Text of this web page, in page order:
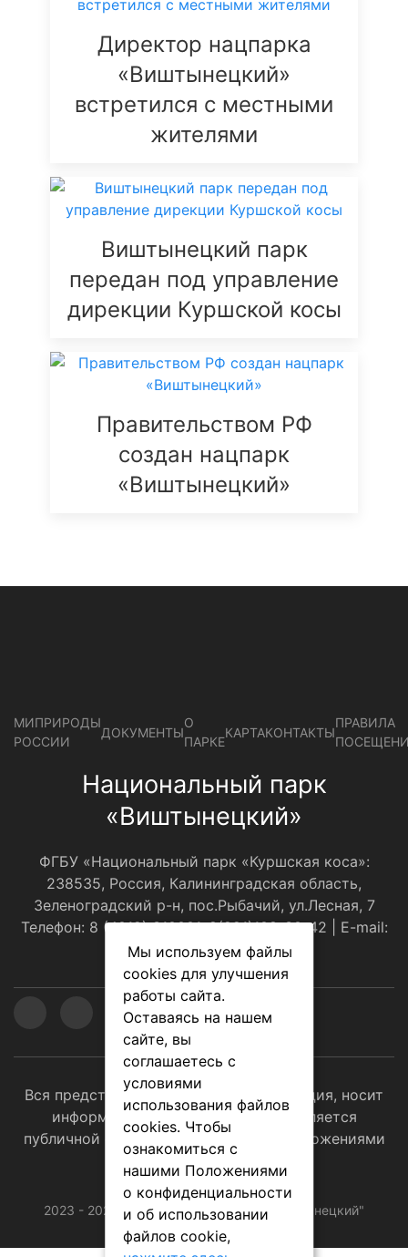
Директор нацпарка
«Виштынецкий»
встретился с местными
жителями
Виштынецкий парк
передан под управление
дирекции Куршской косы
Правительством РФ
создан нацпарк
«Виштынецкий»
МИПРИРОДЫ
РОССИИ
ДОКУМЕНТЫ
О
ПАРКЕ
КАРТАКОНТАКТЫ
ПРАВИЛА
Национальный парк
«Виштынецкий»
ФГБУ «Национальный парк «Куршская коса»:
238535, Россия, Калининградская область,
Зеленоградский р-н, пос.Рыбачий, ул.Лесная, 7
Телефон: 8 (4012) 310001, 8(921)108-30-42 | E-mail:
оﬃce@park-kosa.ru
Вся представленная на сайте информация, носит
информационный характер и не является
публичной офертой, определяемой положениями
ст. 437 (2) ГК РФ.
2023 - 2026 © Национальный парк "Виштынецкий"
Мы используем файлы
cookies для улучшения
работы сайта.
Оставаясь на нашем
сайте, вы
соглашаетесь с
условиями
использования файлов
cookies. Чтобы
ознакомиться с
нашими Положениями
о конфиденциальности
и об использовании
файлов cookie,